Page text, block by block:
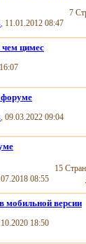
, 11.01.2012 08:47
7
цимес
, 09.03.2022 09:04
08:55
15
мобильной версии
18:50